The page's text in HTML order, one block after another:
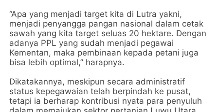
“Apa yang menjadi target kita di Lutra yakni,
menjadi penyangga pangan nasional dalam cetak
sawah yang kita target seluas 20 hektare. Dengan
adanya PPL yang sudah menjadi pegawai
Kementan, maka pembinaan kepada petani juga
bisa lebih optimal,” harapnya.
Dikatakannya, meskipun secara administratif
status kepegawaian telah berpindah ke pusat,
tetapi ia berharap kontribusi nyata para penyuluh